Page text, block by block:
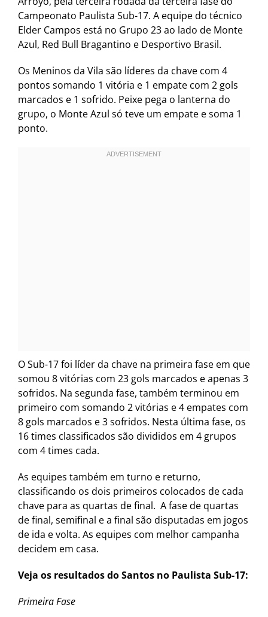
Campeonato Paulista Sub-17. A equipe do técnico
Elder Campos está no Grupo 23 ao lado de Monte
Azul, Red Bull Bragantino e Desportivo Brasil.
Os Meninos da Vila são líderes da chave com 4
pontos somando 1 vitória e 1 empate com 2 gols
marcados e 1 sofrido. Peixe pega o lanterna do
grupo, o Monte Azul só teve um empate e soma 1
ponto.
O Sub-17 foi líder da chave na primeira fase em que
somou 8 vitórias com 23 gols marcados e apenas 3
sofridos. Na segunda fase, também terminou em
primeiro com somando 2 vitórias e 4 empates com
8 gols marcados e 3 sofridos. Nesta última fase, os
16 times classificados são divididos em 4 grupos
com 4 times cada.
As equipes também em turno e returno,
classificando os dois primeiros colocados de cada
chave para as quartas de final. A fase de quartas
de final, semifinal e a final são disputadas em jogos
de ida e volta. As equipes com melhor campanha
decidem em casa.
Veja os resultados do Santos no Paulista Sub-17:
Primeira Fase